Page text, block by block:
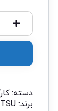
دسته:
برند: